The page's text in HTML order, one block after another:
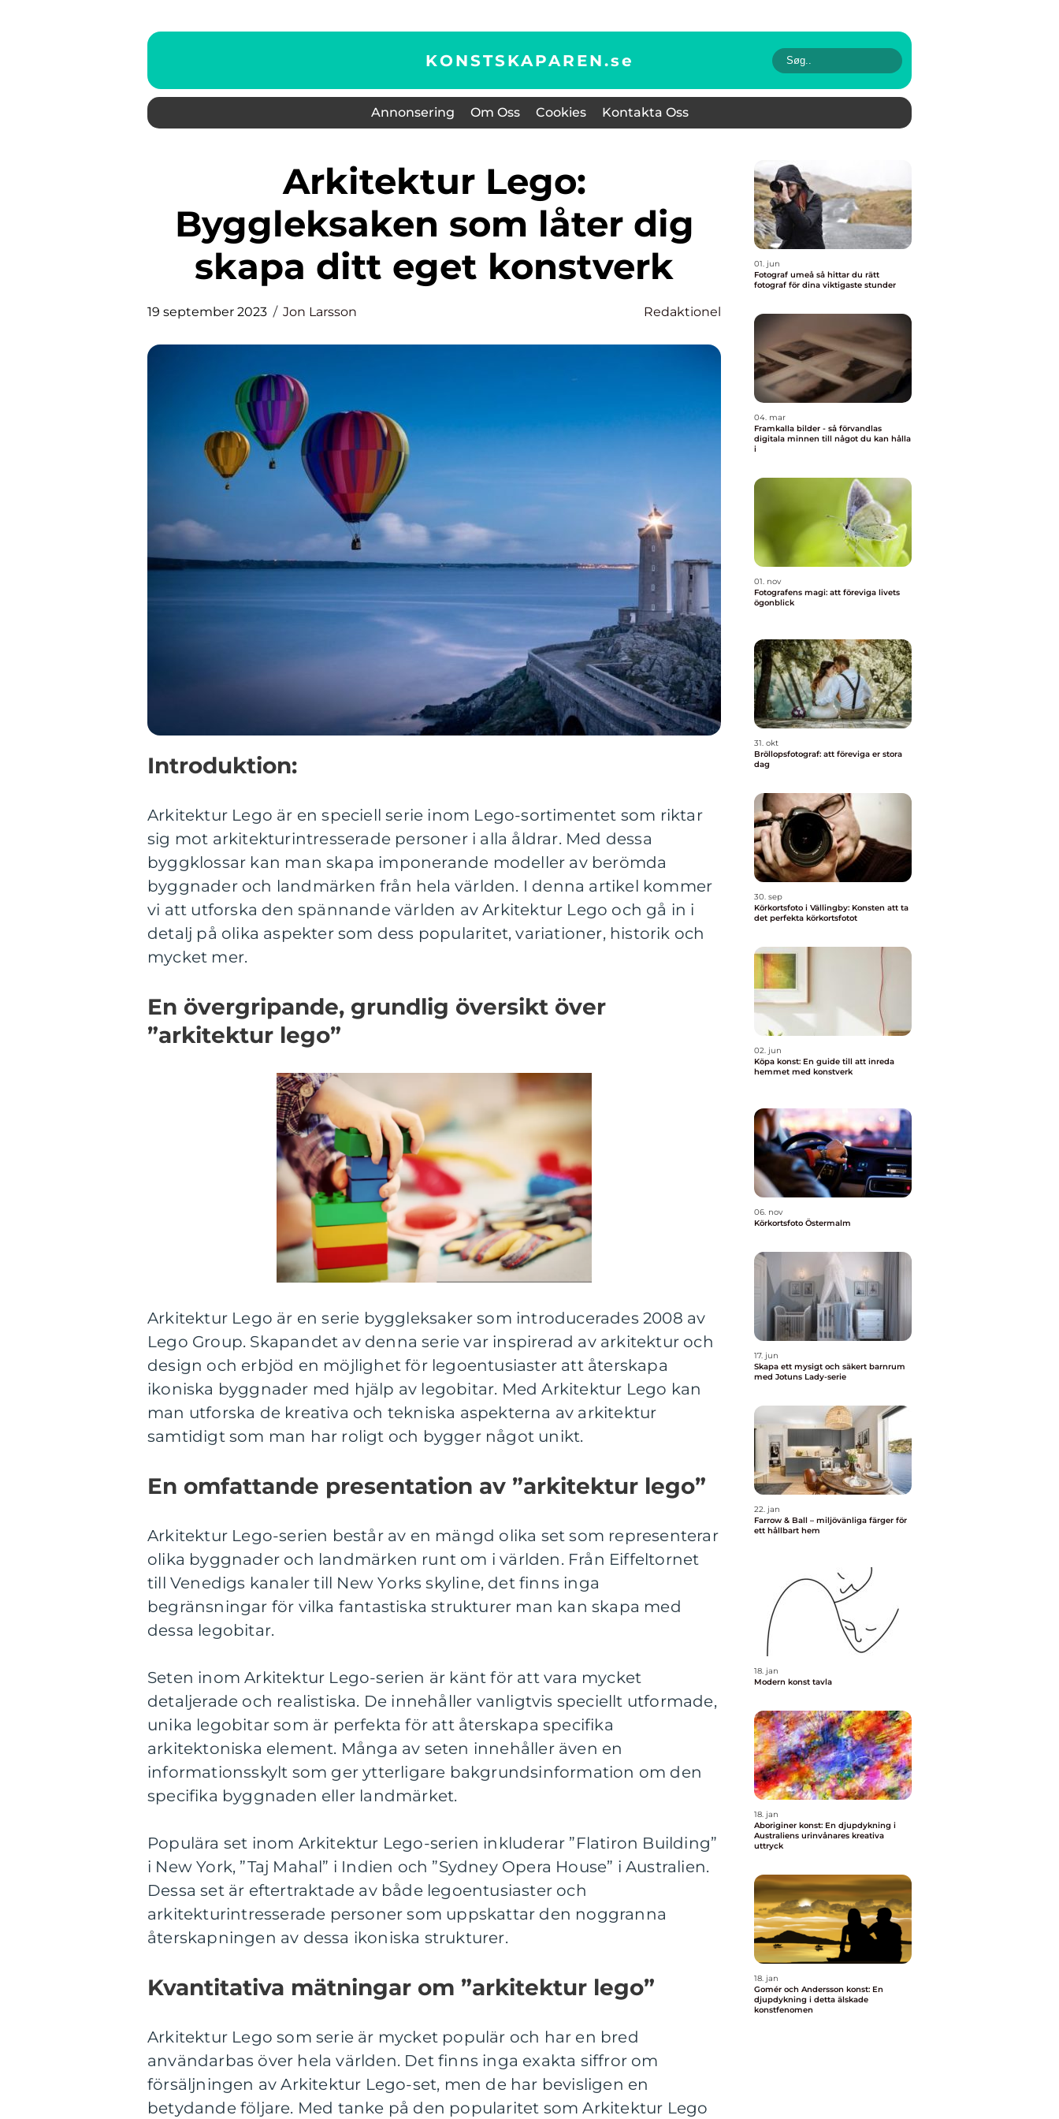
KONSTSKAPAREN.se
Annonsering Om Oss Cookies Kontakta Oss
Arkitektur Lego:
Byggleksaken som låter dig
skapa ditt eget konstverk
19 september 2023 Jon Larsson Redaktionel
Introduktion:
Arkitektur Lego är en speciell serie inom Lego-sortimentet som riktar
sig mot arkitekturintresserade personer i alla åldrar. Med dessa
byggklossar kan man skapa imponerande modeller av berömda
byggnader och landmärken från hela världen. I denna artikel kommer
vi att utforska den spännande världen av Arkitektur Lego och gå in i
detalj på olika aspekter som dess popularitet, variationer, historik och
mycket mer.
En övergripande, grundlig översikt över
”arkitektur lego”
Arkitektur Lego är en serie byggleksaker som introducerades 2008 av
Lego Group. Skapandet av denna serie var inspirerad av arkitektur och
design och erbjöd en möjlighet för legoentusiaster att återskapa
ikoniska byggnader med hjälp av legobitar. Med Arkitektur Lego kan
man utforska de kreativa och tekniska aspekterna av arkitektur
samtidigt som man har roligt och bygger något unikt.
En omfattande presentation av ”arkitektur lego”
Arkitektur Lego-serien består av en mängd olika set som representerar
olika byggnader och landmärken runt om i världen. Från Eiffeltornet
till Venedigs kanaler till New Yorks skyline, det finns inga
begränsningar för vilka fantastiska strukturer man kan skapa med
dessa legobitar.
Seten inom Arkitektur Lego-serien är känt för att vara mycket
detaljerade och realistiska. De innehåller vanligtvis speciellt utformade,
unika legobitar som är perfekta för att återskapa specifika
arkitektoniska element. Många av seten innehåller även en
informationsskylt som ger ytterligare bakgrundsinformation om den
specifika byggnaden eller landmärket.
Populära set inom Arkitektur Lego-serien inkluderar ”Flatiron Building”
i New York, ”Taj Mahal” i Indien och ”Sydney Opera House” i Australien.
Dessa set är eftertraktade av både legoentusiaster och
arkitekturintresserade personer som uppskattar den noggranna
återskapningen av dessa ikoniska strukturer.
Kvantitativa mätningar om ”arkitektur lego”
Arkitektur Lego som serie är mycket populär och har en bred
användarbas över hela världen. Det finns inga exakta siffror om
försäljningen av Arkitektur Lego-set, men de har bevisligen en
betydande följare. Med tanke på den popularitet som Arkitektur Lego
01. jun
Fotograf umeå så hittar du rätt
fotograf för dina viktigaste stunder
04. mar
Framkalla bilder - så förvandlas
digitala minnen till något du kan hålla
i
01. nov
Fotografens magi: att föreviga livets
ögonblick
31. okt
Bröllopsfotograf: att föreviga er stora
dag
30. sep
Körkortsfoto i Vällingby: Konsten att ta
det perfekta körkortsfotot
02. jun
Köpa konst: En guide till att inreda
hemmet med konstverk
06. nov
Körkortsfoto Östermalm
17. jun
Skapa ett mysigt och säkert barnrum
med Jotuns Lady-serie
22. jan
Farrow & Ball – miljövänliga färger för
ett hållbart hem
18. jan
Modern konst tavla
18. jan
Aboriginer konst: En djupdykning i
Australiens urinvånares kreativa
uttryck
18. jan
Gomér och Andersson konst: En
djupdykning i detta älskade
konstfenomen